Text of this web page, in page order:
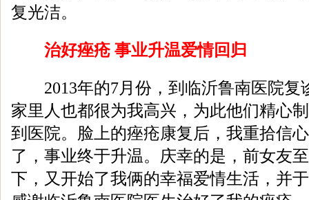
复光洁。
治好痤疮 事业升温爱情回归
2013年的7月份，到临沂鲁南医院复
家里人也都很为我高兴，为此他们精心
到医院。脸上的痤疮康复后，我重拾信
了，事业终于升温。庆幸的是，前女友
下，又开始了我俩的幸福爱情生活，并